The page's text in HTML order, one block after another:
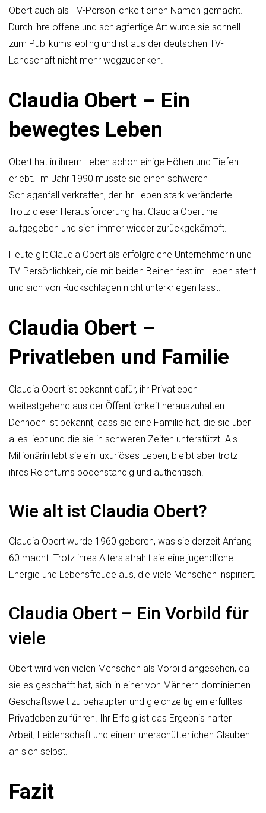
Obert auch als TV-Persönlichkeit einen Namen gemacht.
Durch ihre offene und schlagfertige Art wurde sie schnell
zum Publikumsliebling und ist aus der deutschen TV-
Landschaft nicht mehr wegzudenken.
Claudia Obert – Ein
bewegtes Leben
Obert hat in ihrem Leben schon einige Höhen und Tiefen
erlebt. Im Jahr 1990 musste sie einen schweren
Schlaganfall verkraften, der ihr Leben stark veränderte.
Trotz dieser Herausforderung hat Claudia Obert nie
aufgegeben und sich immer wieder zurückgekämpft.
Heute gilt Claudia Obert als erfolgreiche Unternehmerin und
TV-Persönlichkeit, die mit beiden Beinen fest im Leben steht
und sich von Rückschlägen nicht unterkriegen lässt.
Claudia Obert –
Privatleben und Familie
Claudia Obert ist bekannt dafür, ihr Privatleben
weitestgehend aus der Öffentlichkeit herauszuhalten.
Dennoch ist bekannt, dass sie eine Familie hat, die sie über
alles liebt und die sie in schweren Zeiten unterstützt. Als
Millionärin lebt sie ein luxuriöses Leben, bleibt aber trotz
ihres Reichtums bodenständig und authentisch.
Wie alt ist Claudia Obert?
Claudia Obert wurde 1960 geboren, was sie derzeit Anfang
60 macht. Trotz ihres Alters strahlt sie eine jugendliche
Energie und Lebensfreude aus, die viele Menschen inspiriert.
Claudia Obert – Ein Vorbild für
viele
Obert wird von vielen Menschen als Vorbild angesehen, da
sie es geschafft hat, sich in einer von Männern dominierten
Geschäftswelt zu behaupten und gleichzeitig ein erfülltes
Privatleben zu führen. Ihr Erfolg ist das Ergebnis harter
Arbeit, Leidenschaft und einem unerschütterlichen Glauben
an sich selbst.
Fazit